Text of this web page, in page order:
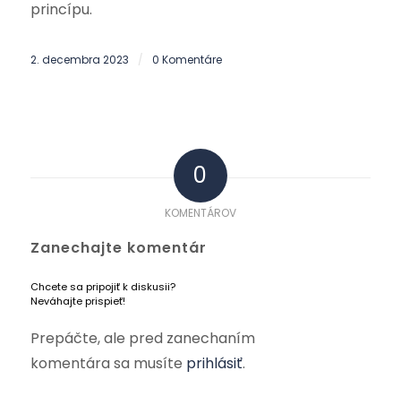
princípu.
2. decembra 2023 / 0 Komentáre
0
KOMENTÁROV
Zanechajte komentár
Chcete sa pripojiť k diskusii?
Neváhajte prispieť!
Prepáčte, ale pred zanechaním
komentára sa musíte prihlásiť.